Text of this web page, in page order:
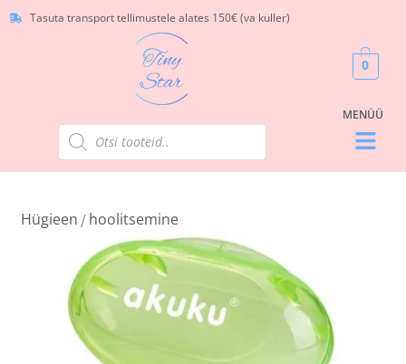
Tasuta transport tellimustele alates 150€ (va kuller)
0
Hügieen / hoolitsemine